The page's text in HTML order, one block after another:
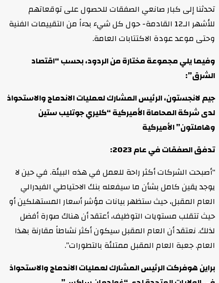
تحدثنا إلى كبار صانعي الصفقات للحصول على توقعاتهم
للأشهر الـ12 القادمة- حول كل شيء بدءاً من التقييمات الفنية
وحتى موعد عودة الاكتتابات العامة.
وفيما يلي مجموعة مختارة من الردود، بحسب “اقتصاد
الشرق”:
جيم لانجستون، الرئيس المشارك لعمليات الاندماج والاستحواذ
لدى شركة المحاماة الأميركية “كليري جوتليب ستين
وهاملتون” الأميركية
تدفق الصفقات في عام 2023:
“أصبحت الشركات أكثر راحة للعمل في هذه البيئة. في حين لا
يوجد يقين كامل بشأن ما سيفعله بنك الاحتياطي الفيدرالي
العام المقبل، حيث ستظهر بيانات مؤشر أسعار المستهلكين أو
حيث تتقلب مستويات التوظيف، أعتقد أن هناك صورة أفضل
لذلك. نعتقد أن العام المقبل سيكون أكثر نشاطاً مقارنة بهذا
العام. جعبة العام المقبل ممتلئة بالتطورات”.
براين هوفركت الرئيس المشارك لعمليات الاندماج والاستحواذ